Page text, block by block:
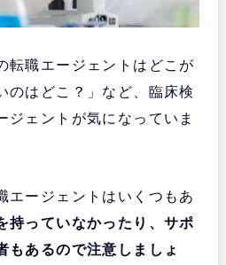
転職エージェントはどこが
のはどこ？」など、臨床検
ジェントが気になっていま
エージェントはいくつもあ
持っていなかったり、サポ
もあるので注意しましょ